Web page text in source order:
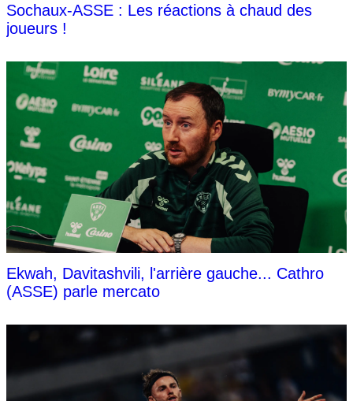
Sochaux-ASSE : Les réactions à chaud des
joueurs !
Ekwah, Davitashvili, l'arrière gauche... Cathro
(ASSE) parle mercato